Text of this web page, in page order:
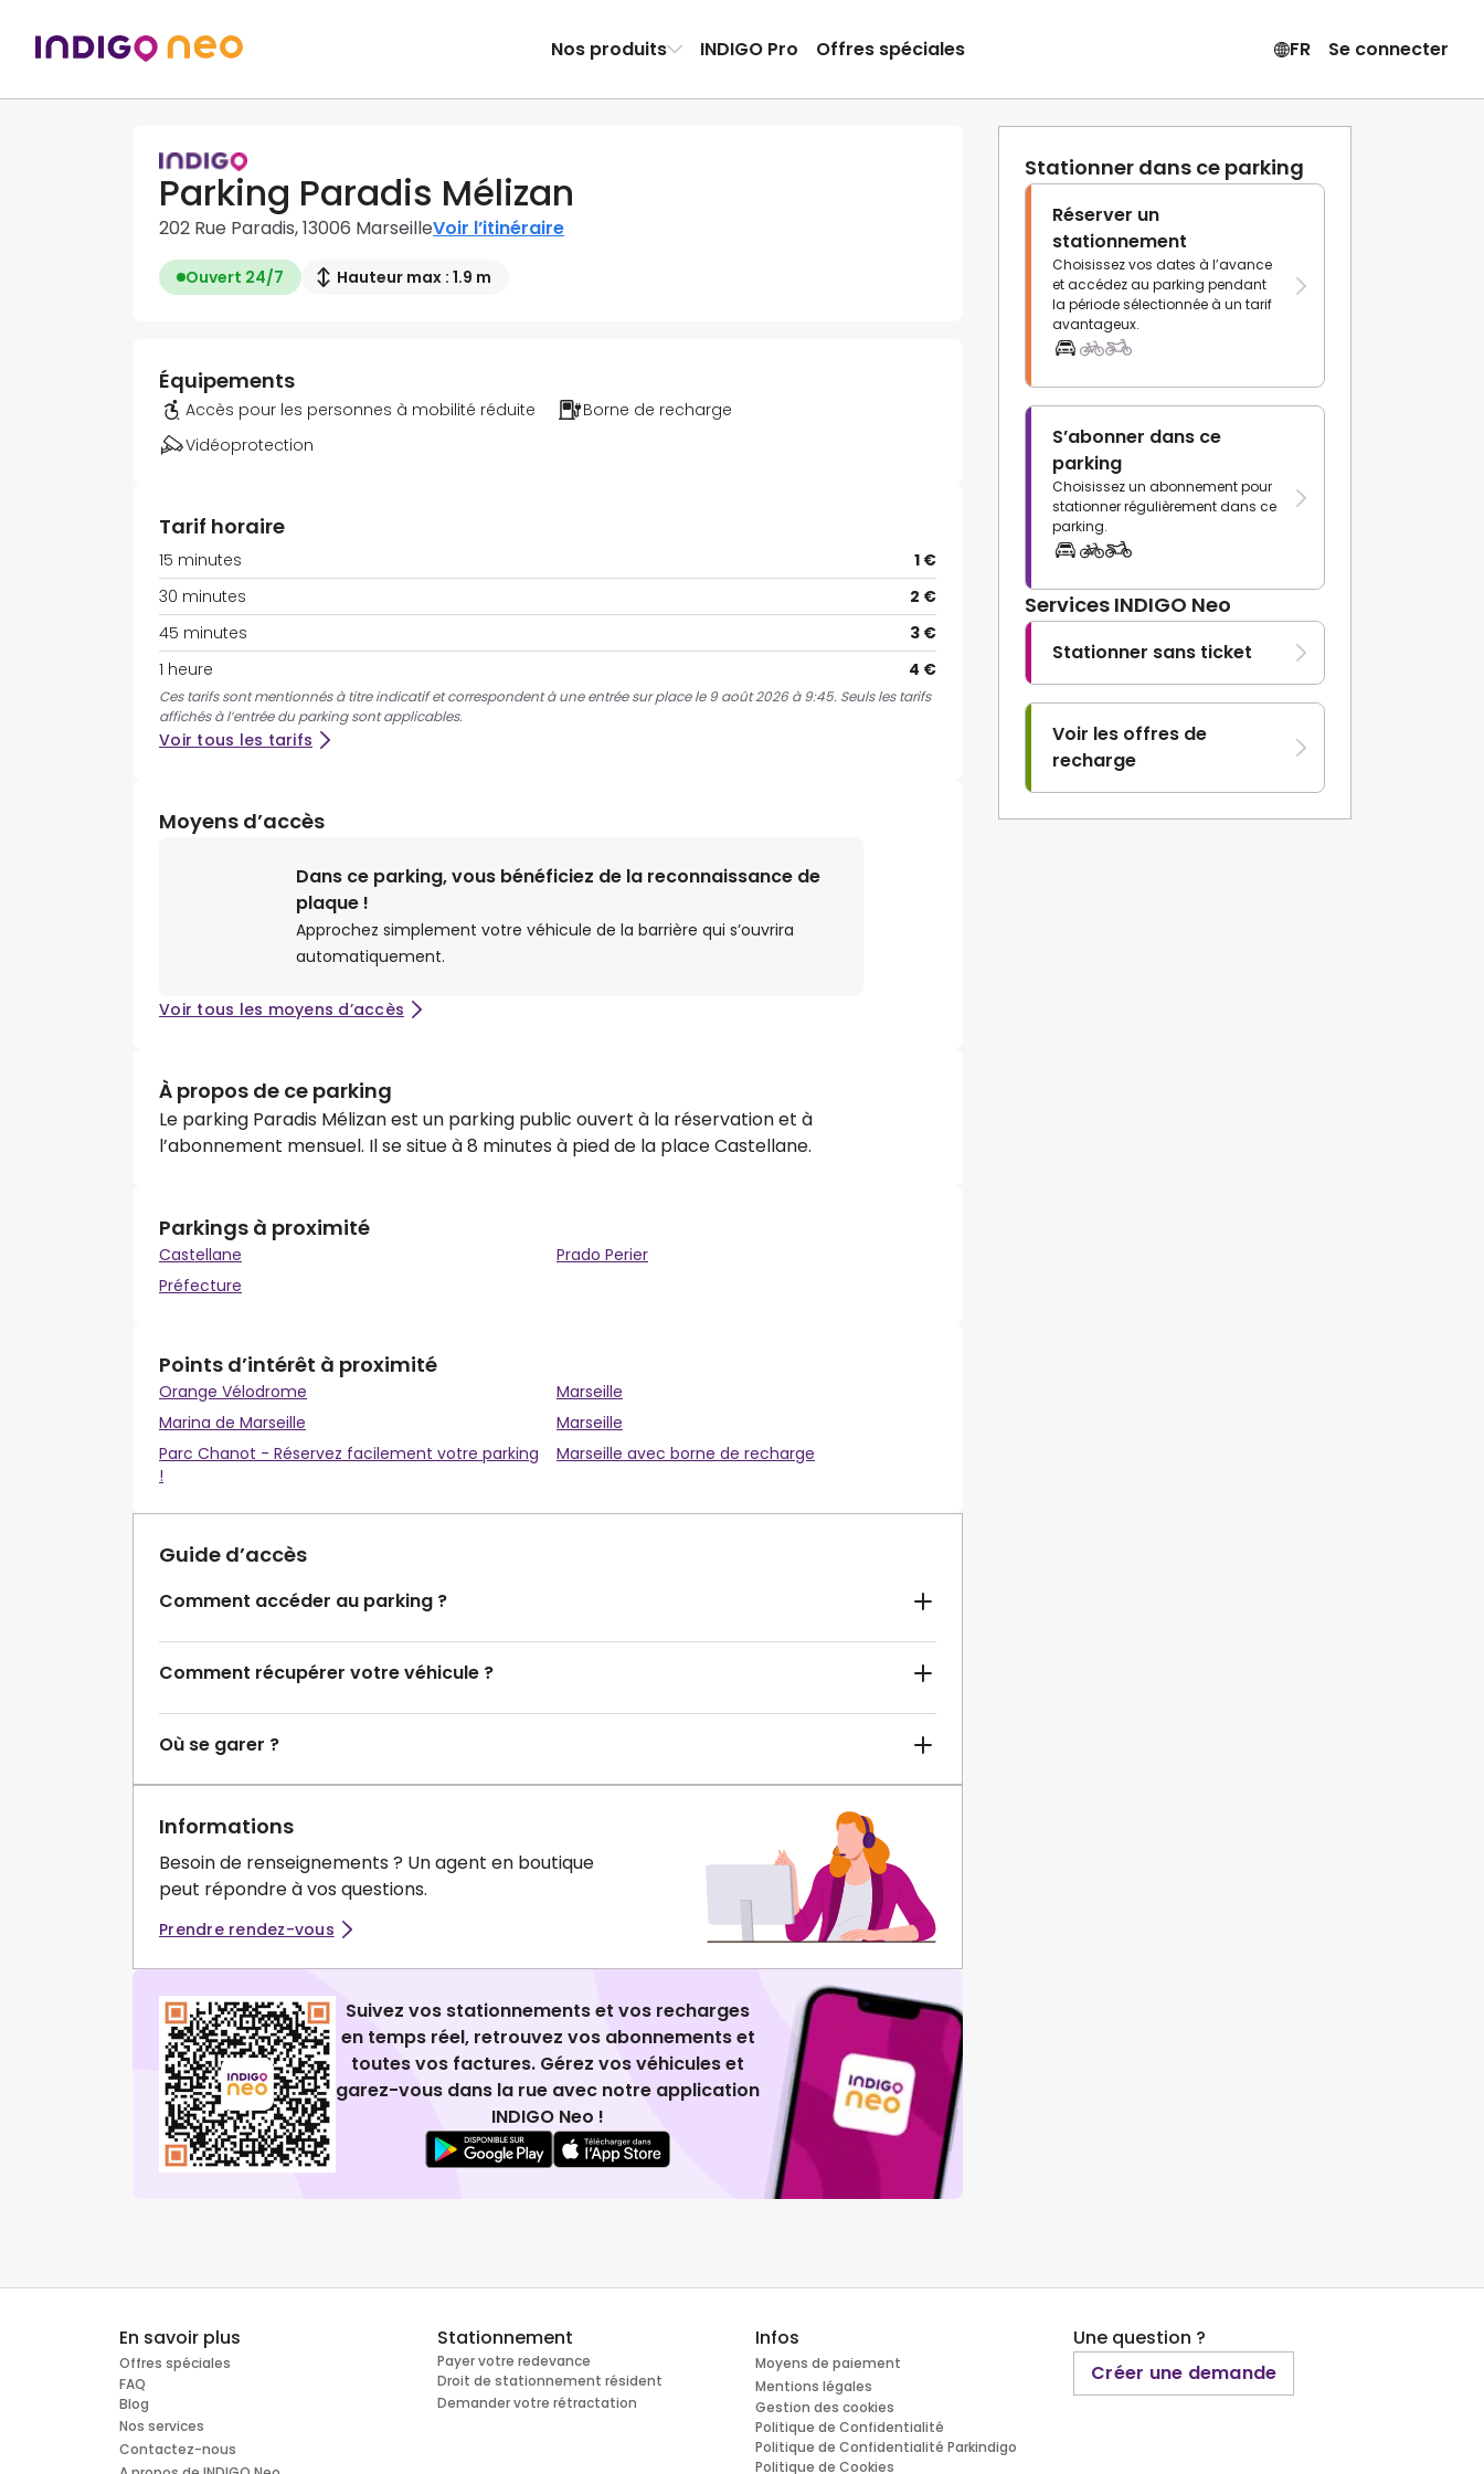
Nos produits INDIGO Pro Offres spéciales FR Se connecter
Parking Paradis Mélizan
202 Rue Paradis, 13006 MarseilleVoir l’itinéraire
Ouvert 24/7 Hauteur max : 1.9 m
Stationner dans ce parking
Réserver un
stationnement
Choisissez vos dates à l’avance
et accédez au parking pendant
la période sélectionnée à un tarif
avantageux.
S’abonner dans ce
parking
Choisissez un abonnement pour
stationner régulièrement dans ce
parking.
Services INDIGO Neo
Stationner sans ticket
Voir les offres de
recharge
Équipements
Accès pour les personnes à mobilité réduite
Borne de recharge
Vidéoprotection
Tarif horaire
15 minutes
1 €
30 minutes
2 €
45 minutes
3 €
1 heure
4 €
Ces tarifs sont mentionnés à titre indicatif et correspondent à une entrée sur place le 9 août 2026 à 9:45. Seuls les tarifs
affichés à l’entrée du parking sont applicables.
Voir tous les tarifs
Moyens d’accès
Dans ce parking, vous bénéficiez de la reconnaissance de
plaque !
Approchez simplement votre véhicule de la barrière qui s’ouvrira
automatiquement.
Voir tous les moyens d’accès
À propos de ce parking
Le parking Paradis Mélizan est un parking public ouvert à la réservation et à
l’abonnement mensuel. Il se situe à 8 minutes à pied de la place Castellane.
Parkings à proximité
Castellane
Prado Perier
Préfecture
Points d’intérêt à proximité
Orange Vélodrome
Marseille
Marina de Marseille
Marseille
Parc Chanot - Réservez facilement votre parking
!
Marseille avec borne de recharge
Guide d’accès
Comment accéder au parking ?
Comment récupérer votre véhicule ?
Où se garer ?
Informations
Besoin de renseignements ? Un agent en boutique
peut répondre à vos questions.
Prendre rendez-vous
Suivez vos stationnements et vos recharges
en temps réel, retrouvez vos abonnements et
toutes vos factures. Gérez vos véhicules et
garez-vous dans la rue avec notre application
INDIGO Neo !
En savoir plus
Offres spéciales
FAQ
Blog
Nos services
Contactez-nous
Stationnement
Payer votre redevance
Droit de stationnement résident
Demander votre rétractation
Infos
Moyens de paiement
Mentions légales
Gestion des cookies
Politique de Confidentialité
Politique de Confidentialité Parkindigo
Politique de Cookies
Une question ?
Créer une demande